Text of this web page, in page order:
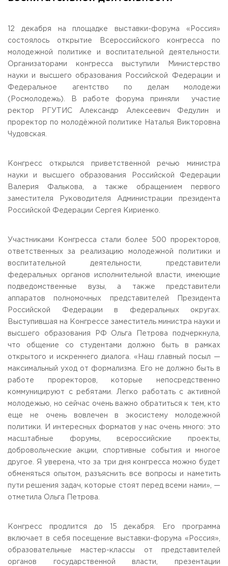
Общежитие / Кампус РГУТИС
Контакты
Научная деятельность
Дополнительное образование
Федеральный ресурсный центр
Федеральное учебно-методическое объединение в
системе ВО
Федеральное учебно-методическое объединение в
системе СПО
Профком
ЗАКАЗАТЬ ОБРАТНЫЙ ЗВОНОК
АДРЕС
141221, Московская обл.,Городской округ Пушкинский,
пгт. Черкизово,
ул. Главная, 99
+7 (495) 940 83 58 - Приемная комиссия
obrashenia@rguts.ru
priem@rguts.ru - Приемная комиссия
ГРАФИК И РЕЖИМ РАБОТЫ
пн-чт: с 09:00 до 18:00;
пт: с 09:00 до 16:45;
Приемная комиссия
вс: выходной.
12 декабря на площадке выставки-форума «Россия»
состоялось открытие Всероссийского конгресса по
молодежной политике и воспитательной деятельности.
Организаторами конгресса выступили Министерство
науки и высшего образования Российской Федерации и
Федеральное агентство по делам молодежи
(Росмолодежь). В работе форума приняли участие
ректор РГУТИС Александр Алексеевич Федулин и
проректор по молодёжной политике Наталья Викторовна
Чудовская.
Конгресс открылся приветственной речью министра
науки и высшего образования Российской Федерации
Валерия Фалькова, а также обращением первого
заместителя Руководителя Администрации президента
Российской Федерации Сергея Кириенко.
Участниками Конгресса стали более 500 проректоров,
ответственных за реализацию молодежной политики и
воспитательной деятельности, представители
федеральных органов исполнительной власти, имеющие
подведомственные вузы, а также представители
аппаратов полномочных представителей Президента
Российской Федерации в федеральных округах.
Выступившая на Конгрессе заместитель министра науки и
высшего образования РФ Ольга Петрова подчеркнула,
что общение со студентами должно быть в рамках
открытого и искреннего диалога. «Наш главный посыл —
максимальный уход от формализма. Его не должно быть в
работе проректоров, которые непосредственно
коммуницируют с ребятами. Легко работать с активной
молодежью, но сейчас очень важно обратиться к тем, кто
еще не очень вовлечен в экосистему молодежной
политики. И интересных форматов у нас очень много: это
масштабные форумы, всероссийские проекты,
добровольческие акции, спортивные события и многое
другое. Я уверена, что за три дня конгресса можно будет
обменяться опытом, разъяснить все вопросы и наметить
пути решения задач, которые стоят перед всеми нами», —
отметила Ольга Петрова.
Конгресс продлится до 15 декабря. Его программа
включает в себя посещение выставки-форума «Россия»,
образовательные мастер-классы от представителей
органов государственной власти, презентации